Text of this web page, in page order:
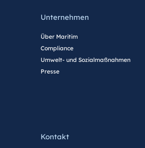
Unternehmen
Über Maritim
Compliance
Umwelt- und Sozialmaßnahmen
Presse
Kontakt